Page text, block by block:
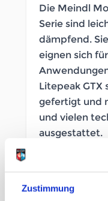
Zustimmung
Die Meindl
Serie sind
dämpfend.
eignen sich
Litepeak
gefertigt und
und vielen
ausgestattet.
Artikelnummer